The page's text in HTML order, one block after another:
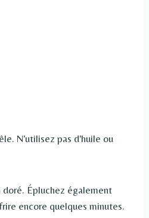
N'utilisez pas d'huile ou
Épluchez également
encore quelques minutes.